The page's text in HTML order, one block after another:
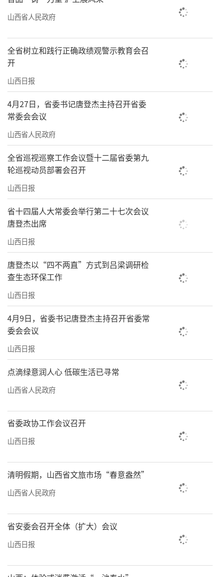
山西省人民政府
全省树立和践行正确政绩观警示教育会召
开
山西日报
4月27日，省委书记唐登杰主持召开省委
常委会会议
山西省人民政府
全省巡视巡察工作会议暨十二届省委第九
轮巡视动员部署会召开
山西日报
省十四届人大常委会举行第二十七次会议
唐登杰出席
山西日报
唐登杰以“四不两直”方式到吕梁调研检
查生态环保工作
山西日报
4月9日，省委书记唐登杰主持召开省委常
委会会议
山西日报
点滴绿意润人心 低碳生活已寻常
山西省人民政府
省委政协工作会议召开
山西日报
清明假期，山西省文旅市场“春意盎然”
山西省人民政府
省安委会召开全体（扩大）会议
山西日报